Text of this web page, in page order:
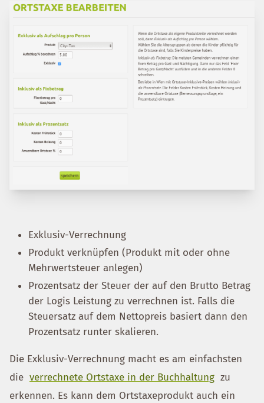
Exklusiv-Verrechnung
Produkt verknüpfen (Produkt mit oder ohne
Mehrwertsteuer anlegen)
Prozentsatz der Steuer der auf den Brutto Betrag
der Logis Leistung zu verrechnen ist. Falls die
Steuersatz auf dem Nettopreis basiert dann den
Prozentsatz runter skalieren.
Die Exklusiv-Verrechnung macht es am einfachsten
die verrechnete Ortstaxe in der Buchhaltung zu
erkennen. Es kann dem Ortstaxeprodukt auch ein